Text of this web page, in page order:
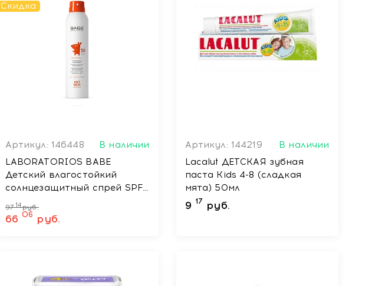
Скидка
Артикул: 146448
В наличии
LABORATORIOS BABE
Детский влагостойкий
солнцезащитный спрей SPF
50, 200 мл
9714руб.
66 06 руб.
Артикул: 144219
В наличии
Lacalut ДЕТСКАЯ зубная
паста Kids 4-8 (сладкая
мята) 50мл
9 17 руб.